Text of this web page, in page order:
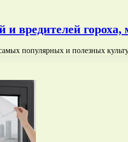
и вредителей
популярных и полезных